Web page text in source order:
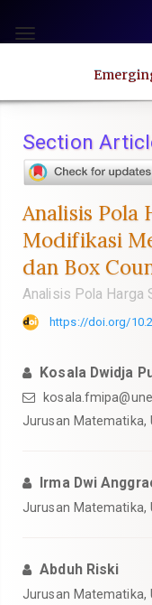
jump
content
Navigation
Main
Sidebar
Toggle
Section
Analisis Pola
Modifikasi
dan Box
Analisis Pola Harga
https://doi.org/
Kosala Dwidja
Jurusan Matematika,
Irma Dwi
Jurusan Matematika,
Abduh Riski
Jurusan Matematika,